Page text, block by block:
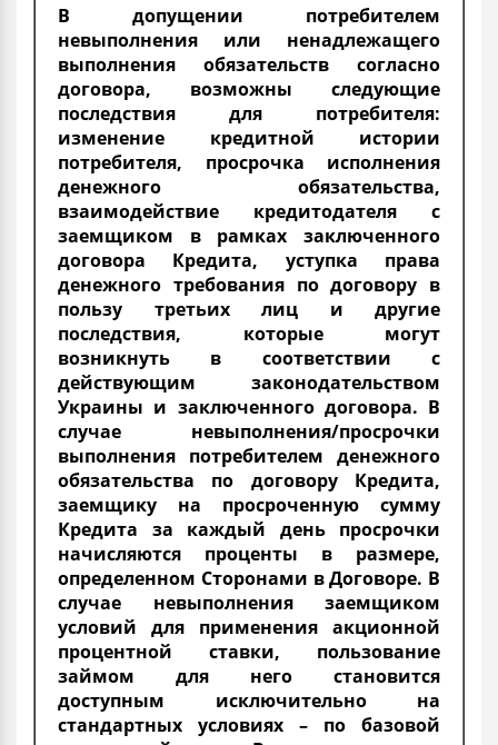
В допущении потребителем
невыполнения или ненадлежащего
выполнения обязательств согласно
договора, возможны следующие
последствия для потребителя:
изменение кредитной истории
потребителя, просрочка исполнения
денежного обязательства,
взаимодействие кредитодателя с
заемщиком в рамках заключенного
договора Кредита, уступка права
денежного требования по договору в
пользу третьих лиц и другие
последствия, которые могут
возникнуть в соответствии с
действующим законодательством
Украины и заключенного договора. В
случае невыполнения/просрочки
выполнения потребителем денежного
обязательства по договору Кредита,
заемщику на просроченную сумму
Кредита за каждый день просрочки
начисляются проценты в размере,
определенном Сторонами в Договоре. В
случае невыполнения заемщиком
условий для применения акционной
процентной ставки, пользование
займом для него становится
доступным исключительно на
стандартных условиях – по базовой